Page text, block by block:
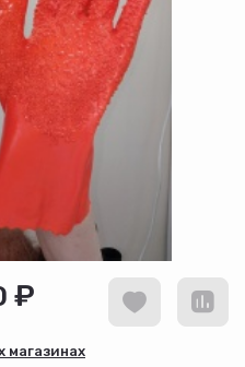
₽
магазинах